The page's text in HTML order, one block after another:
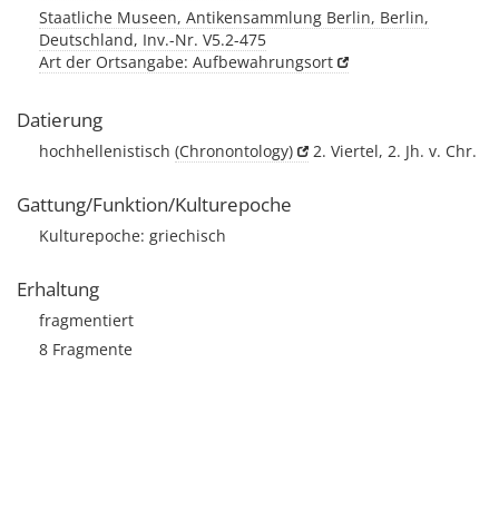
Staatliche Museen, Antikensammlung Berlin, Berlin,
Deutschland, Inv.-Nr. V5.2-475
Art der Ortsangabe: Aufbewahrungsort
Datierung
hochhellenistisch (Chronontology) 2. Viertel, 2. Jh. v. Chr.
Gattung/Funktion/Kulturepoche
Kulturepoche: griechisch
Erhaltung
fragmentiert
8 Fragmente